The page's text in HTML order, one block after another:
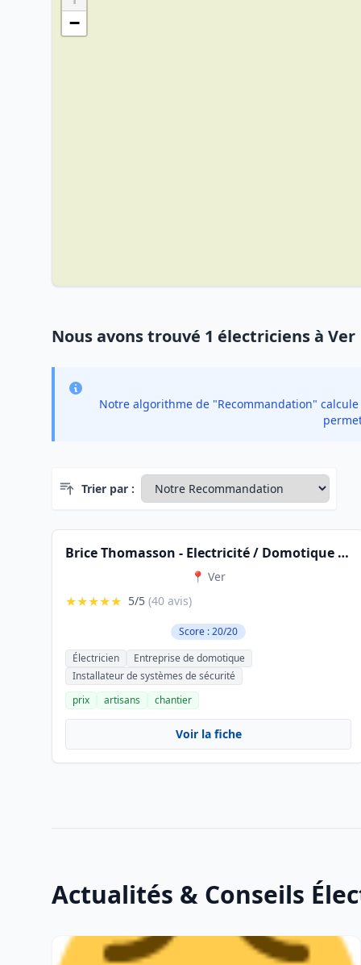
−
Nous avons trouvé 1 électriciens à Ver
Notre algorithme de "Recommandation"
Trier par :
Brice Thomasson - Electricité / Domotique / Alarme & Vidéosurveillance
📍 Ver
★★★★★ 5/5 (40 avis)
Score : 20/20
Électricien
Entreprise de domotique
Installateur de systèmes de sécurité
prix
artisans chantier
Voir la fiche
Actualités & Conseils